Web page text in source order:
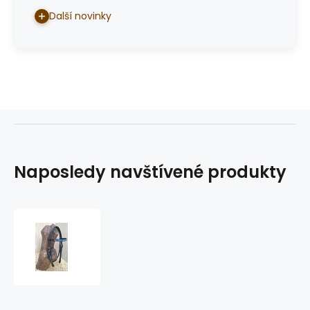
Další novinky
Naposledy navštívené produkty